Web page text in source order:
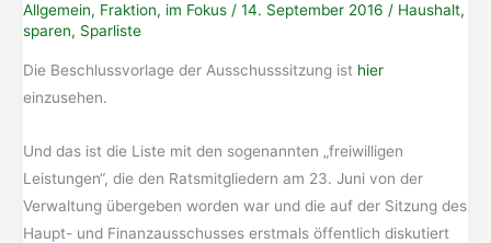
Allgemein, Fraktion, im Fokus /14. September 2016 / Haushalt,
sparen, Sparliste
Die Beschlussvorlage der Ausschusssitzung ist hier
einzusehen.
Und das ist die Liste mit den sogenannten „freiwilligen
Leistungen“, die den Ratsmitgliedern am 23. Juni von der
Verwaltung übergeben worden war und die auf der Sitzung des
Haupt- und Finanzausschusses erstmals öffentlich diskutiert